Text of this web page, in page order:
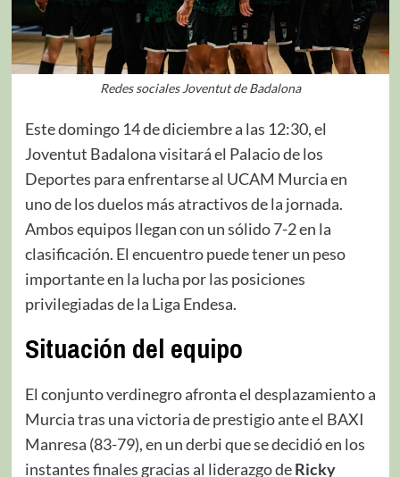
Redes sociales Joventut de Badalona
Este domingo 14 de diciembre a las 12:30, el
Joventut Badalona visitará el Palacio de los
Deportes para enfrentarse al UCAM Murcia en
uno de los duelos más atractivos de la jornada.
Ambos equipos llegan con un sólido 7-2 en la
clasificación. El encuentro puede tener un peso
importante en la lucha por las posiciones
privilegiadas de la Liga Endesa.
Situación del equipo
El conjunto verdinegro afronta el desplazamiento a
Murcia tras una victoria de prestigio ante el BAXI
Manresa (83-79), en un derbi que se decidió en los
instantes finales gracias al liderazgo deRicky